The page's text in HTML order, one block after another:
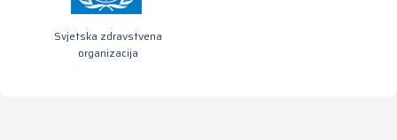
Svjetska zdravstvena
organizacija